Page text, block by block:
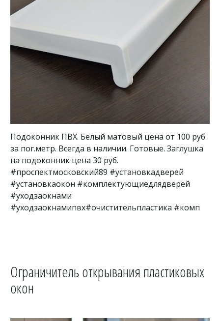
Подоконник ПВХ. Белый матовый цена от 100 руб
за пог.метр. Всегда в наличии. Готовые. Заглушка
на подоконник цена 30 руб.
#проспектмосковский89 #установкадверей
#установкаокон #комплектующиедлядверей
#уходзаокнами
#уходзаокнамипвх#очистительпластика #комп
Ограничитель открывания пластиковых
окон